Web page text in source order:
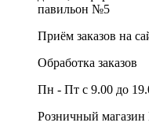
павильон №5
Приём заказов на
Обработка заказов
Пн - Пт с 9.00 до
Розничный